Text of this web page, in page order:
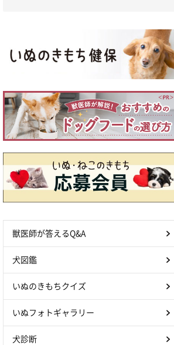
獣医師が答えるQ&A
犬図鑑
いぬのきもちクイズ
いぬフォトギャラリー
犬診断